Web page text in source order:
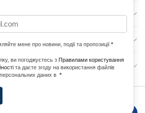
World
мене про новини, події та пропозиції *
ви погоджуєтесь з Правилами користування
та даєте згоду на використання файлів
даних в *